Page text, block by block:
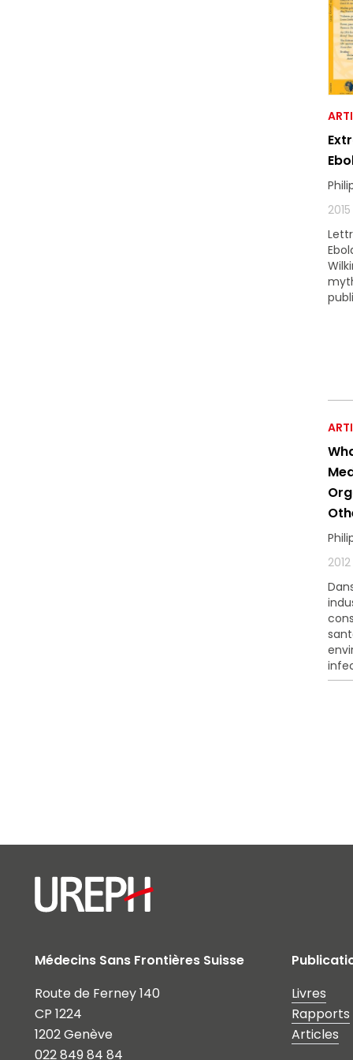
2015
2012
Médecins Sans Frontières Suisse
Route de Ferney 140
CP 1224
1202 Genève
022 849 84 84
Livres
Rapports
Articles